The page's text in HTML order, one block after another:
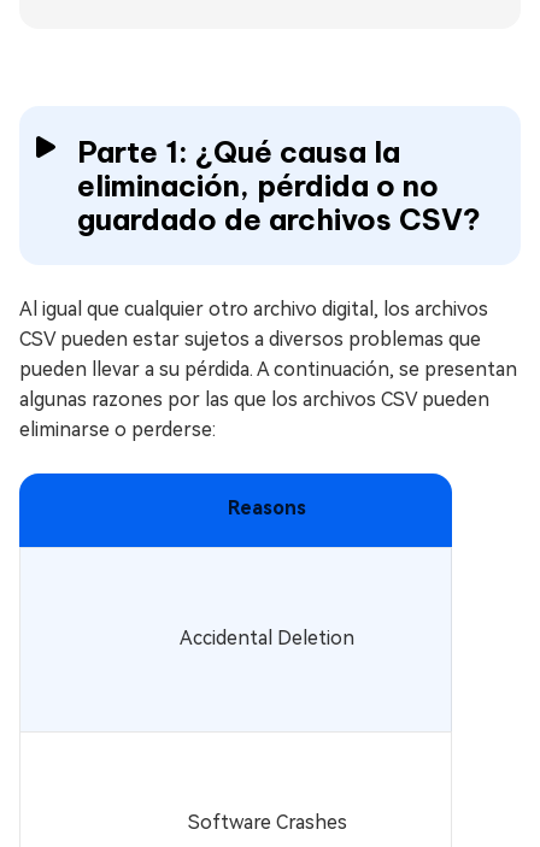
Parte 1: ¿Qué causa la
eliminación, pérdida o no
guardado de archivos CSV?
Al igual que cualquier otro archivo digital, los archivos
CSV pueden estar sujetos a diversos problemas que
pueden llevar a su pérdida. A continuación, se presentan
algunas razones por las que los archivos CSV pueden
eliminarse o perderse:
Reasons
Accidental Deletion
Software Crashes